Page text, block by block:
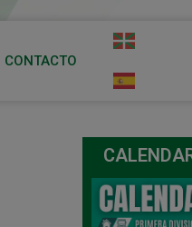
CONTACTO